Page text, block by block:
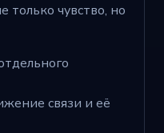
только чувство, но
связи и её